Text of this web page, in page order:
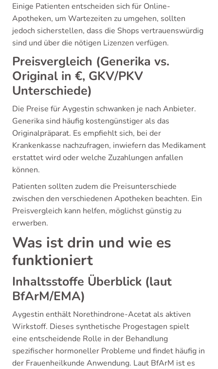
Einige Patienten entscheiden sich für Online-
Apotheken, um Wartezeiten zu umgehen, sollten
jedoch sicherstellen, dass die Shops vertrauenswürdig
sind und über die nötigen Lizenzen verfügen.
Preisvergleich (Generika vs.
Original in €, GKV/PKV
Unterschiede)
Die Preise für Aygestin schwanken je nach Anbieter.
Generika sind häufig kostengünstiger als das
Originalpräparat. Es empfiehlt sich, bei der
Krankenkasse nachzufragen, inwiefern das Medikament
erstattet wird oder welche Zuzahlungen anfallen
können.
Patienten sollten zudem die Preisunterschiede
zwischen den verschiedenen Apotheken beachten. Ein
Preisvergleich kann helfen, möglichst günstig zu
erwerben.
Was ist drin und wie es
funktioniert
Inhaltsstoffe Überblick (laut
BfArM/EMA)
Aygestin enthält Norethindrone-Acetat als aktiven
Wirkstoff. Dieses synthetische Progestagen spielt
eine entscheidende Rolle in der Behandlung
spezifischer hormoneller Probleme und findet häufig in
der Frauenheilkunde Anwendung. Laut BfArM ist es